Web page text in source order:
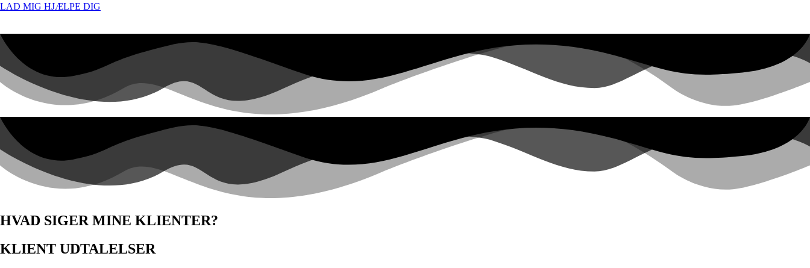
LAD MIG HJÆLPE DIG
HVAD SIGER MINE KLIENTER?
KLIENT UDTALELSER